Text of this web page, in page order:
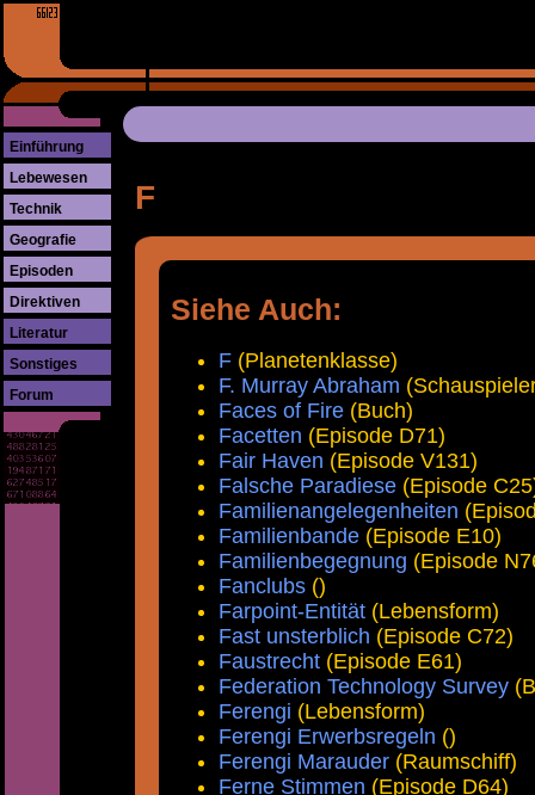
Einführung
Lebewesen
Technik
Geografie
Episoden
Direktiven
Literatur
Sonstiges
Forum
F
Siehe Auch:
F (Planetenklasse)
F. Murray Abraham
Faces of Fire (Buch)
Facetten (Episode D71)
Fair Haven (Episode V131)
Falsche Paradiese (Episode
Familienangelegenheiten
Familienbande (Episode E10)
Familienbegegnung (Episode
Fanclubs ()
Farpoint-Entität (Lebensform)
Fast unsterblich (Episode C72)
Faustrecht (Episode E61)
Federation Technology Survey
Ferengi (Lebensform)
Ferengi Erwerbsregeln ()
Ferengi Marauder (Raumschiff)
Ferne Stimmen (Episode D64)